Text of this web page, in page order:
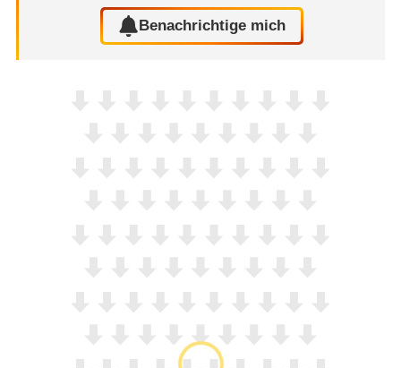
Benachrichtige mich